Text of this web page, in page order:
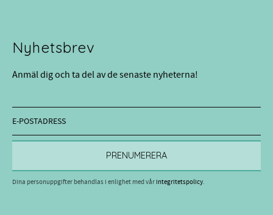
Nyhetsbrev
Anmäl dig och ta del av de senaste nyheterna!
PRENUMERERA
Dina personuppgifter behandlas i enlighet med vårintegritetspolicy.